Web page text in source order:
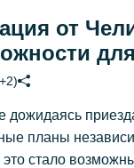
от
дожидаясь
планы
стало